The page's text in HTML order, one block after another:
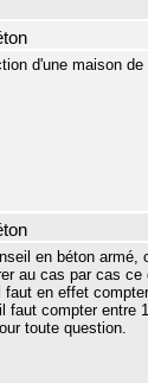
d'une maison
en béton
au cas par cas
en effet
faut compter entre
toute question.